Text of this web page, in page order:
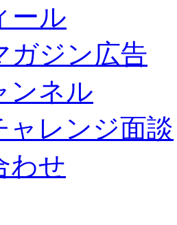
ール
ガジン広告
ンネル
ャレンジ面談
わせ